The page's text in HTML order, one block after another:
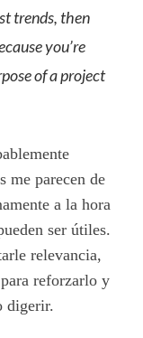
trends, then
you’re
of a project
me parecen de
a la hora
ser útiles.
relevancia,
reforzarlo y
digerir.